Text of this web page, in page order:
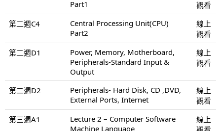
Part1
觀看
第二週C4
Central Processing Unit(CPU)
Part2
線上
觀看
第二週D1
Power, Memory, Motherboard,
Peripherals-Standard Input &
Output
線上
觀看
第二週D2
Peripherals- Hard Disk, CD ,DVD,
External Ports, Internet
線上
觀看
第三週A1
Lecture 2 – Computer Software
Machine Language
線上